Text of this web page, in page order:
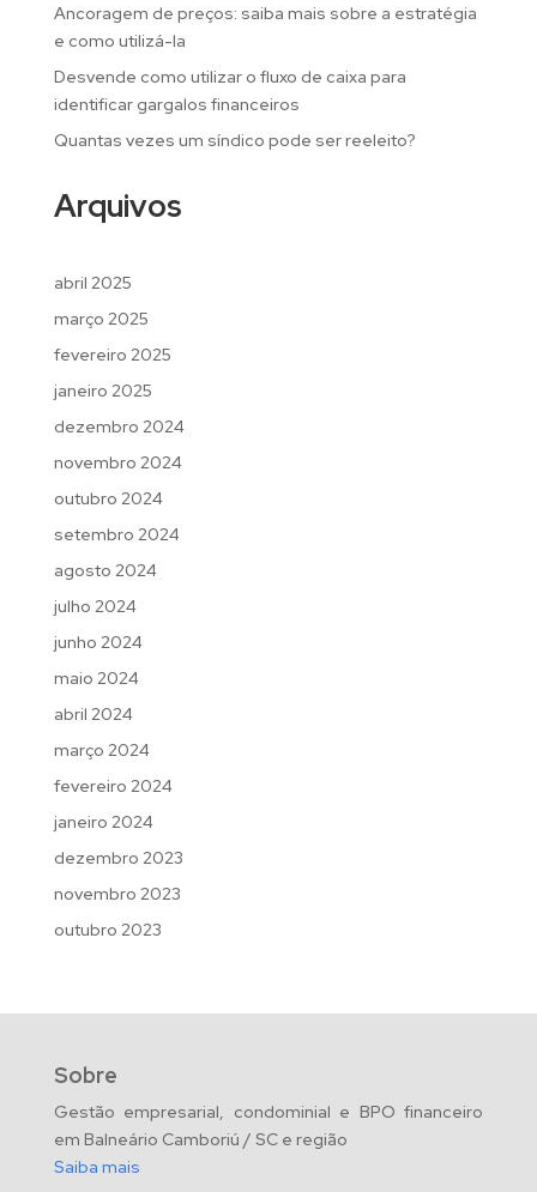
Ancoragem de preços: saiba mais sobre a estratégia
e como utilizá-la
Desvende como utilizar o fluxo de caixa para
identificar gargalos financeiros
Quantas vezes um síndico pode ser reeleito?
Arquivos
abril 2025
março 2025
fevereiro 2025
janeiro 2025
dezembro 2024
novembro 2024
outubro 2024
setembro 2024
agosto 2024
julho 2024
junho 2024
maio 2024
abril 2024
março 2024
fevereiro 2024
janeiro 2024
dezembro 2023
novembro 2023
outubro 2023
Sobre
Gestão empresarial, condominial e BPO financeiro
em Balneário Camboriú / SC e região
Saiba mais